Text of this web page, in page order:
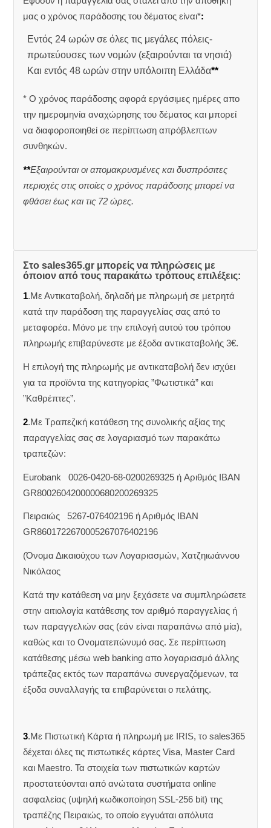
μας ο χρόνος παράδοσης του δέματος είναι*:
Εντός 24 ωρών σε όλες τις μεγάλες πόλεις-
πρωτεύουσες των νομών (εξαιρούνται τα νησιά)
Και εντός 48 ωρών στην υπόλοιπη Ελλάδα**
* Ο χρόνος παράδοσης αφορά εργάσιμες ημέρες απο
την ημερομηνία αναχώρησης του δέματος και μπορεί
να διαφοροποιηθεί σε περίπτωση απρόβλεπτων
συνθηκών.
**Εξαιρούνται οι απομακρυσμένες και δυσπρόσιτες
περιοχές στις οποίες ο χρόνος παράδοσης μπορεί να
φθάσει έως και τις 72 ώρες.
Στο sales365.gr μπορείς να πληρώσεις με
όποιον από τους παρακάτω τρόπους επιλέξεις:
1.Με Αντικαταβολή, δηλαδή με πληρωμή σε μετρητά
κατά την παράδοση της παραγγελίας σας από το
μεταφορέα. Μόνο με την επιλογή αυτού του τρόπου
πληρωμής επιβαρύνεστε με έξοδα αντικαταβολής 3€.
Η επιλογή της πληρωμής με αντικαταβολή δεν ισχύει
για τα προϊόντα της κατηγορίας ”Φωτιστικά” και
”Καθρέπτες”.
2.Με Τραπεζική κατάθεση της συνολικής αξίας της
παραγγελίας σας σε λογαριασμό των παρακάτω
τραπεζών:
Eurobank 0026-0420-68-0200269325 ή Aριθμός IBAN
GR8002604200000680200269325
Πειραιώς 5267-076402196 ή Αριθμός IBAN
GR8601722670005267076402196
(Όνομα Δικαιούχου των Λογαριασμών, Χατζηιωάννου
Νικόλαος
Κατά την κατάθεση να μην ξεχάσετε να συμπληρώσετε
στην αιτιολογία κατάθεσης τον αριθμό παραγγελίας ή
των παραγγελιών σας (εάν είναι παραπάνω από μία),
καθώς και το Ονοματεπώνυμό σας. Σε περίπτωση
κατάθεσης μέσω web banking απο λογαριασμό άλλης
τράπεζας εκτός των παραπάνω συνεργαζόμενων, τα
έξοδα συναλλαγής τα επιβαρύνεται ο πελάτης.
3.Με Πιστωτική Κάρτα ή πληρωμή με IRIS, το sales365
δέχεται όλες τις πιστωτικές κάρτες Visa, Master Card
και Maestro. Τα στοιχεία των πιστωτικών καρτών
προστατεύονται από ανώτατα συστήματα online
ασφαλείας (υψηλή κωδικοποίηση SSL-256 bit) της
τραπέζης Πειραιώς, το οποίο εγγυάται απόλυτα